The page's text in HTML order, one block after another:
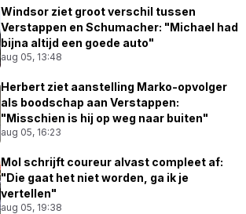
Windsor ziet groot verschil tussen
Verstappen en Schumacher: "Michael had
bijna altijd een goede auto"
aug 05, 13:48
Herbert ziet aanstelling Marko-opvolger
als boodschap aan Verstappen:
"Misschien is hij op weg naar buiten"
aug 05, 16:23
Mol schrijft coureur alvast compleet af:
"Die gaat het niet worden, ga ik je
vertellen"
aug 05, 19:38